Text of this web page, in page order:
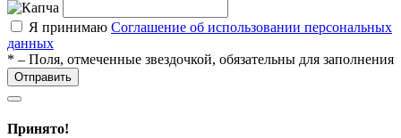
Я принимаю Соглашение об использовании персональных
данных
* – Поля, отмеченные звездочкой, обязательны для заполнения
Отправить
Принято!